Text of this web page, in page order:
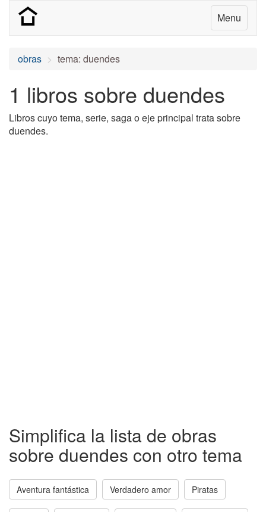
Menu
obras tema: duendes
1 libros sobre duendes
Libros cuyo tema, serie, saga o eje principal trata sobre
duendes.
Simplifica la lista de obras
sobre duendes con otro tema
Aventura fantástica Verdadero amor Piratas